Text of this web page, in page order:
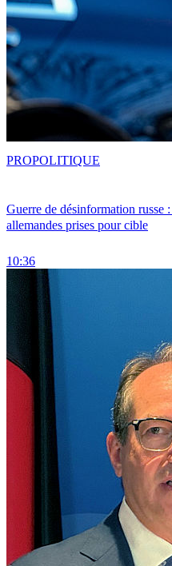
Guerre de désinformation russe
allemandes prises pour cible
10:36
PROPOLITIQUE